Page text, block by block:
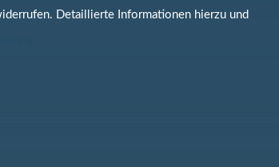
Detaillierte Informationen hierzu und